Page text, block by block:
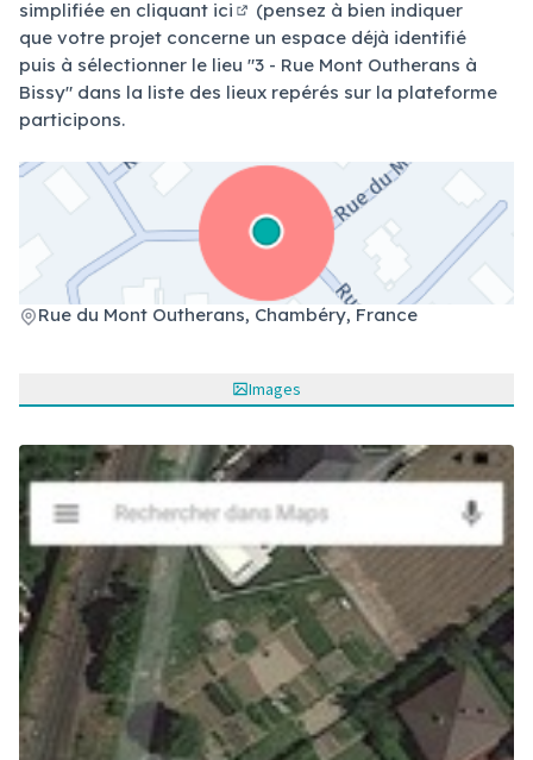
simplifiée en cliquant ici
(Lien externe)
(pensez à bien indiquer
que votre projet concerne un espace déjà identifié
puis à sélectionner le lieu "3 - Rue Mont Outherans à
Bissy" dans la liste des lieux repérés sur la plateforme
participons.
Rue du Mont Outherans, Chambéry, France
(Lien externe)
Images